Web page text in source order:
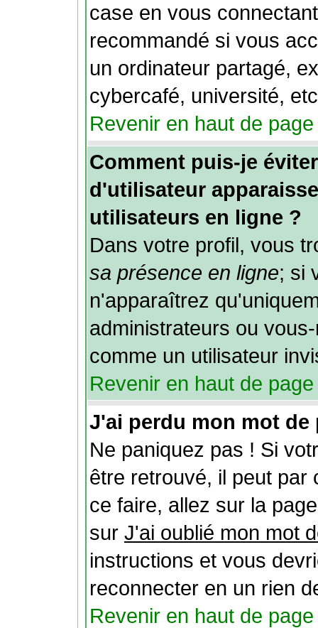
case en vous
recommandé si vous
un ordinateur partagé,
cybercafé, université,
Revenir en haut de page
Comment puis-je
d'utilisateur
utilisateurs en ligne ?
Dans votre profil, vous
sa présence en ligne; si
n'apparaîtrez
administrateurs ou
comme un utilisateur
Revenir en haut de page
J'ai perdu mon mot de
Ne paniquez pas ! Si
être retrouvé, il peut par
ce faire, allez sur la
sur J'ai oublié mon mot
instructions et vous
reconnecter en un rien
Revenir en haut de page